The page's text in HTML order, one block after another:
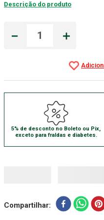
Descrição do produto
＋
－
5% de desconto no Boleto ou Pix,
exceto para fraldas e diabetes.
Compartilhar
7º Absorvente Geriatrico
Cadeira Banho